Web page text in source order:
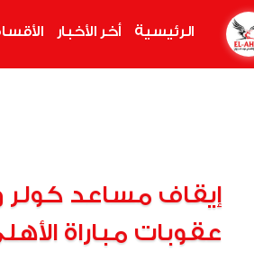
الرئيسية أخر الأخبار
إيقاف مساعد كولر
عقوبات مباراة